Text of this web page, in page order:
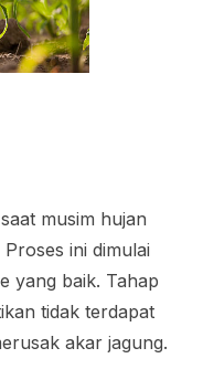
musim hujan
ini dimulai
yang baik. Tahap
tidak terdapat
akar jagung.